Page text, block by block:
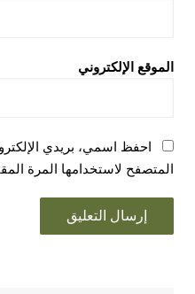
الموقع الإلكتروني
احفظ اسمي، بريدي
المتصفح لاستخدامها المرة